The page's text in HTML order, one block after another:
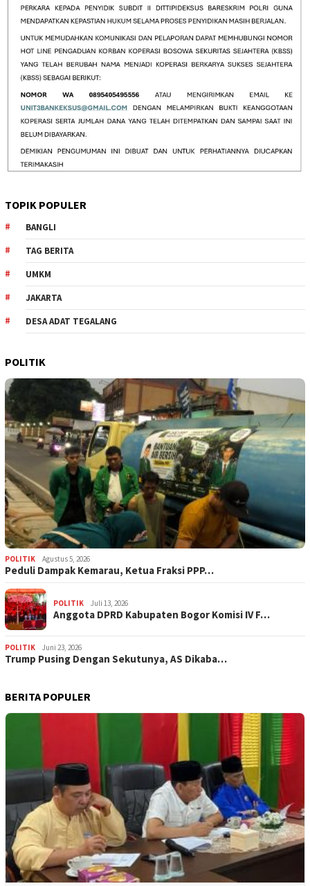
TOPIK POPULER
BANGLI
TAG BERITA
UMKM
JAKARTA
DESA ADAT TEGALANG
POLITIK
POLITIK Agustus 5, 2026
‎Peduli Dampak Kemarau, Ketua Fraksi PPP…
POLITIK Juli 13, 2026
Anggota DPRD Kabupaten Bogor Komisi IV F…
POLITIK Juni 23, 2026
Trump Pusing Dengan Sekutunya, AS Dikaba…
BERITA POPULER